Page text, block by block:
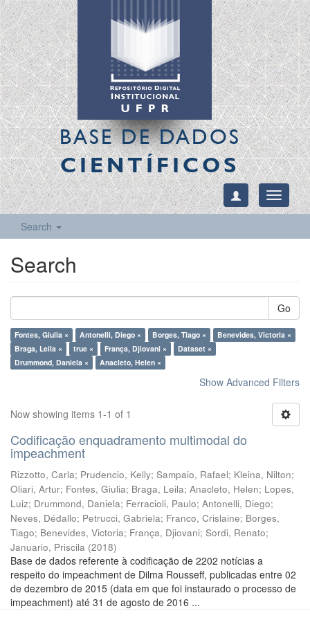
BASE DE DADOS
CIENTÍFICOS
Toggle
Search
Search
Go
Fontes, Giulia × Antonelli, Diego × Borges, Tiago ×
Benevides, Victoria ×
Braga, Leila ×
true × França, Djiovani ×
Dataset ×
Drummond, Daniela ×
Anacleto, Helen ×
Show Advanced Filters
Now showing items 1-1 of 1
Codificação enquadramento multimodal do
impeachment
Rizzotto, Carla; Prudencio, Kelly; Sampaio, Rafael; Kleina, Nilton;
Oliari, Artur; Fontes, Giulia; Braga, Leila; Anacleto, Helen; Lopes,
Luiz; Drummond, Daniela; Ferracioli, Paulo; Antonelli, Diego;
Neves, Dédallo; Petrucci, Gabriela; Franco, Crislaine; Borges,
Tiago; Benevides, Victoria; França, Djiovani; Sordi, Renato;
Januario, Priscila (2018)
Base de dados referente à codificação de 2202 notícias a
respeito do impeachment de Dilma Rousseff, publicadas entre 02
de dezembro de 2015 (data em que foi instaurado o processo de
impeachment) até 31 de agosto de 2016 ...